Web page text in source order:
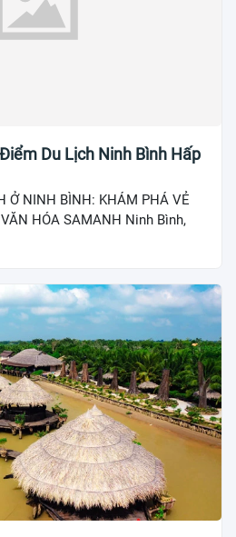
Du Lịch Ninh Bình Hấp
Ở NINH BÌNH: KHÁM PHÁ VẺ
HÓA SAMANH Ninh Bình,